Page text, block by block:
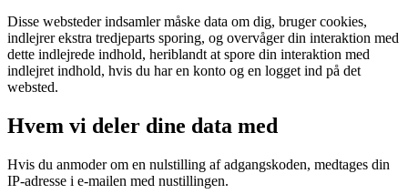
Disse websteder indsamler måske data om dig, bruger cookies,
indlejrer ekstra tredjeparts sporing, og overvåger din interaktion med
dette indlejrede indhold, heriblandt at spore din interaktion med
indlejret indhold, hvis du har en konto og en logget ind på det
websted.
Hvem vi deler dine data med
Hvis du anmoder om en nulstilling af adgangskoden, medtages din
IP-adresse i e-mailen med nustillingen.